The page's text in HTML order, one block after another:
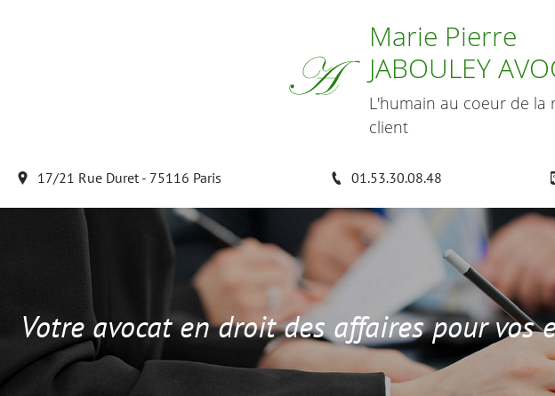
Marie Pierre
JABOULEY
L'humain au coeur de la
client
17/21 Rue Duret - 75116 Paris 01.53.30.08.48
Votre avocat en droit des affaires pour vos